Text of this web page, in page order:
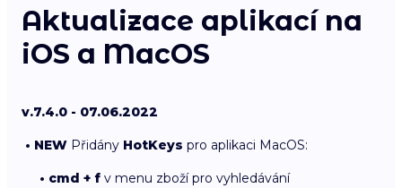
Aktualizace aplikací na
iOS a MacOS
v.7.4.0 - 07.06.2022
• NEW Přidány HotKeys pro aplikaci MacOS:
• cmd + f v menu zboží pro vyhledávání